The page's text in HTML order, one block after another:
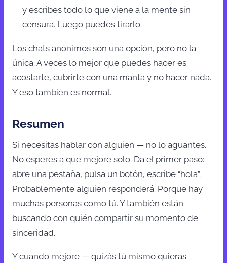
y escribes todo lo que viene a la mente sin
censura. Luego puedes tirarlo.
Los chats anónimos son una opción, pero no la
única. A veces lo mejor que puedes hacer es
acostarte, cubrirte con una manta y no hacer nada.
Y eso también es normal.
Resumen
Si necesitas hablar con alguien — no lo aguantes.
No esperes a que mejore solo. Da el primer paso:
abre una pestaña, pulsa un botón, escribe “hola”.
Probablemente alguien responderá. Porque hay
muchas personas como tú. Y también están
buscando con quién compartir su momento de
sinceridad.
Y cuando mejore — quizás tú mismo quieras